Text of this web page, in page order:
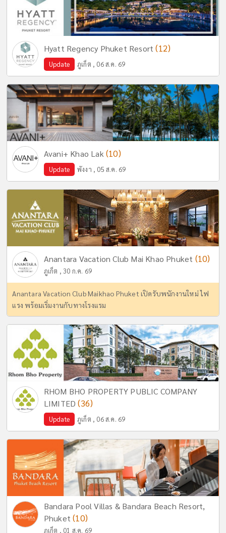
Hyatt Regency Phuket Resort(12)
Update ภูเก็ต , 06 ส.ค. 69
Avani+ Khao Lak (10)
Update พังงา , 05 ส.ค. 69
Anantara Vacation Club Mai Khao Phuket (10)
ภูเก็ต , 30 ก.ค. 69
Anantara Vacation Club Maikhao Phuket เปิดรับพนักงานใหม่ ไฟ
แรง พร้อมเริ่มงานกับทางโรงแรม
RHOM BHO PROPERTY PUBLIC COMPANY
LIMITED(36)
Update ภูเก็ต , 06 ส.ค. 69
Bandara Pool Villas & Bandara Beach Resort,
Phuket(10)
ภูเก็ต , 01 ส.ค. 69